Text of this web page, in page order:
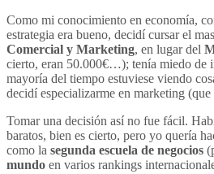
Como mi conocimiento en economía,
estrategia era bueno, decidí cursar el
Comercial y Marketing, en lugar del
cierto, eran 50.000€…); tenía miedo de
mayoría del tiempo estuviese viendo
decidí especializarme en marketing (que
Tomar una decisión así no fue fácil.
baratos, bien es cierto, pero yo quería
como la segunda escuela de negocios
mundo en varios rankings